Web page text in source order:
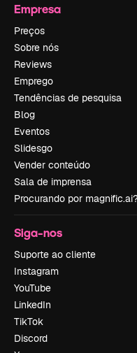
Empresa
Preços
Sobre nós
Reviews
Emprego
Tendências de pesquisa
Blog
Eventos
Slidesgo
Vender conteúdo
Sala de imprensa
Procurando por
Siga-nos
Suporte ao cliente
Instagram
YouTube
LinkedIn
TikTok
Discord